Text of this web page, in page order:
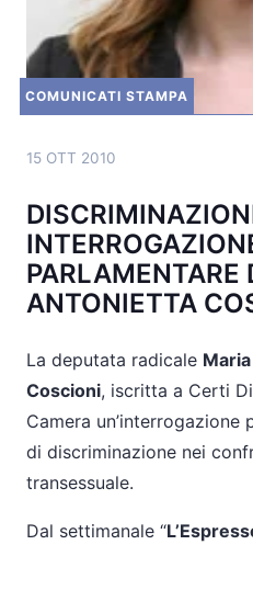
COMUNICATI STAMPA
15 OTT 2010
PARLAMENTARE
ANTONIETTA
La deputata radicale
Coscioni, iscritta a Certi
Camera un’interrogazione
di discriminazione nei
transessuale.
Dal settimanale “